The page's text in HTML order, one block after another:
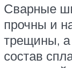
Сварные
прочны и
трещины, а
состав